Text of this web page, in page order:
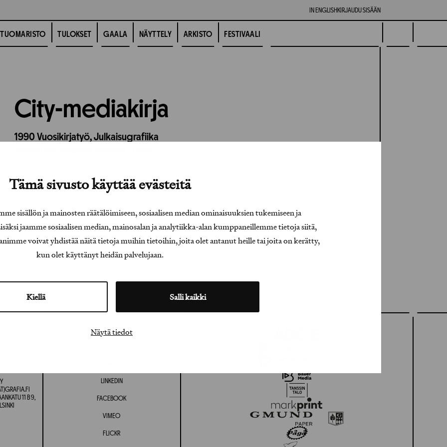
Tämä sivusto käyttää evästeitä
sisällön ja mainosten räätälöimiseen, sosiaalisen median ominaisuuksien tukemiseen ja
jaamme sosiaalisen median, mainosalan ja analytiikka-alan kumppaneillemme tietoja siitä,
voivat yhdistää näitä tietoja muihin tietoihin, joita olet antanut heille tai joita on kerätty,
kun olet käyttänyt heidän palvelujaan.
Kiellä Salli kaikki
Näytä tiedot
IN ENGLISH KIRJAUDU SISÄÄN
TUOMARISTO TULOKSET GAALA NÄYTTELY ARKISTO FESTIVAALI
City-mediakirja
1990 Vuosikirjatyö,Julkaisugrafiika
11 B 9,
LINKEDIN
FACEBOOK
VIMEO
FLICKR